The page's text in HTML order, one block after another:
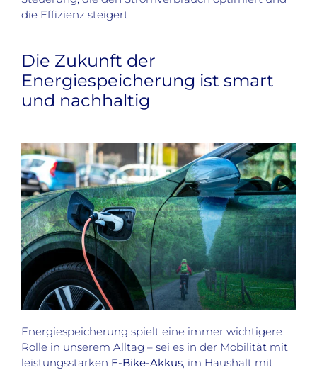
die Effizienz steigert.
Die Zukunft der
Energiespeicherung ist smart
und nachhaltig
Energiespeicherung spielt eine immer wichtigere
Rolle in unserem Alltag – sei es in der Mobilität mit
leistungsstarken E-Bike-Akkus, im Haushalt mit